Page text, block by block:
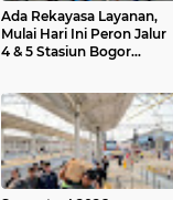
Ada Rekayasa Layanan,
Mulai Hari Ini Peron Jalur
4 & 5 Stasiun Bogor